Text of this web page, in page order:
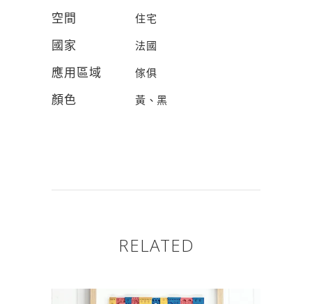
空間 住宅
國家 法國
應用區域 傢俱
顏色 黃、黑
RELATED